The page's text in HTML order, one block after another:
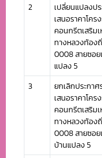
2
เปลี่ยนแปลงป
เสนอราคาโค
คอนกรีตเสริม
ทางหลวงท้อง
0008 สายซอย
แปลง 5
3
ยกเลิกประกา
เสนอราคาโค
คอนกรีตเสริม
ทางหลวงท้อง
0008 สายซอ
บ้านแปลง 5